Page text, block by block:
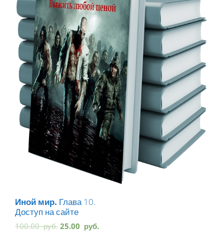
Иной мир. Глава 10.
Доступ на сайте
100.00руб. 25.00 руб.